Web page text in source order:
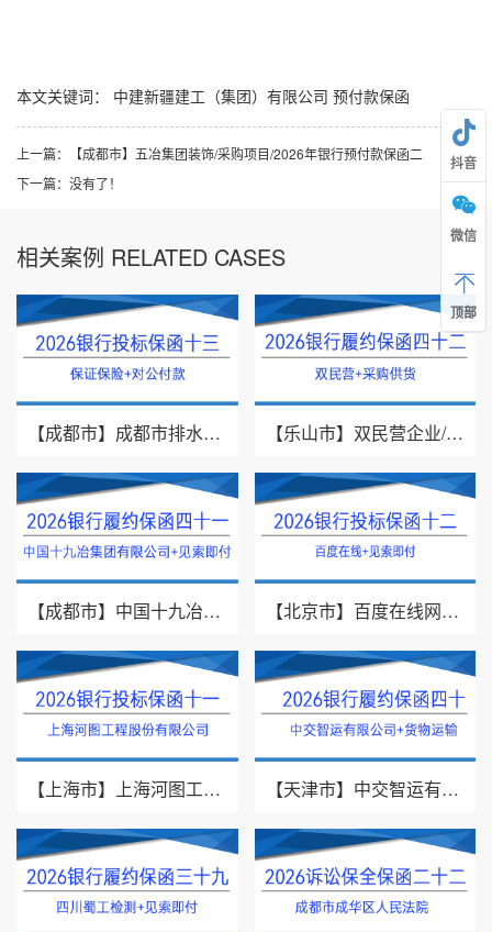
本文关键词： 中建新疆建工（集团）有限公司 预付款保函
上一篇：
【成都市】五冶集团装饰/采购项目/2026年银行预付款保函二
下一篇： 没有了！
相关案例 RELATED CASES
【成都市】成都市排水有限责任公司/投标保证保险/2026银行投标保函十三 【乐山市】双民营企业/采购供货/2026年银行履约保函四十二
【成都市】中国十九冶集团有限公司/见索即付/2026年银行履约保函四十一 【北京市】百度在线网络技术（北京）有限公司/投标保函/2026银行投标保函十二
【上海市】上海河图工程股份有限公司/投标保函/2026银行投标保函十一 【天津市】中交智运有限公司/货物运输/2026年银行履约保函四十
抖音
微信
顶部